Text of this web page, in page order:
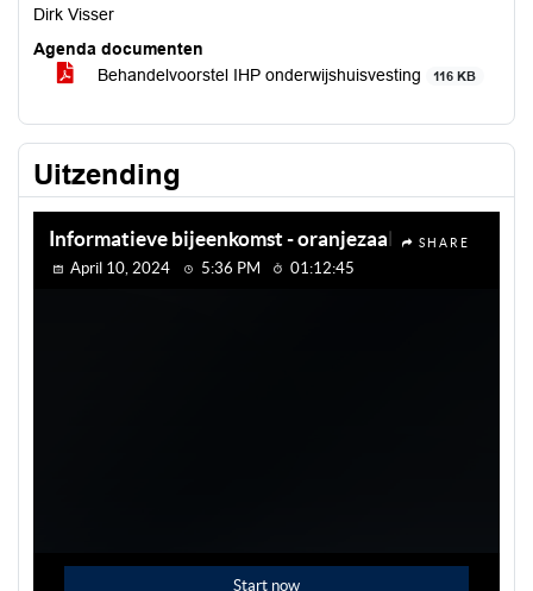
Dirk Visser
Agenda documenten
Behandelvoorstel IHP onderwijshuisvesting
116 KB
Uitzending